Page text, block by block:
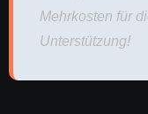
Mehrkosten für
Unterstützung!